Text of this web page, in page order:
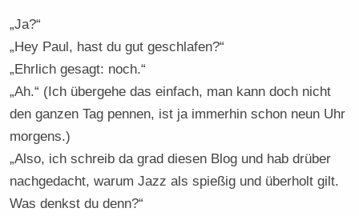
„Ja?“
„Hey Paul, hast du gut geschlafen?“
„Ehrlich gesagt: noch.“
„Ah.“ (Ich übergehe das einfach, man kann doch nicht
den ganzen Tag pennen, ist ja immerhin schon neun Uhr
morgens.)
„Also, ich schreib da grad diesen Blog und hab drüber
nachgedacht, warum Jazz als spießig und überholt gilt.
Was denkst du denn?“